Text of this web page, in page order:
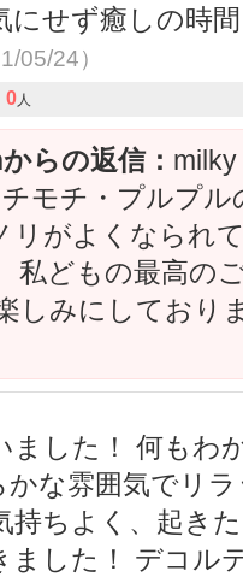
にせず癒しの時
05/24）
0人
らの返信：
モチ・プルプル
リがよくなられ
私どもの最高の
しみにしてお
ました！ 何もわ
かな雰囲気でリ
持ちよく、起き
ました！ デコル